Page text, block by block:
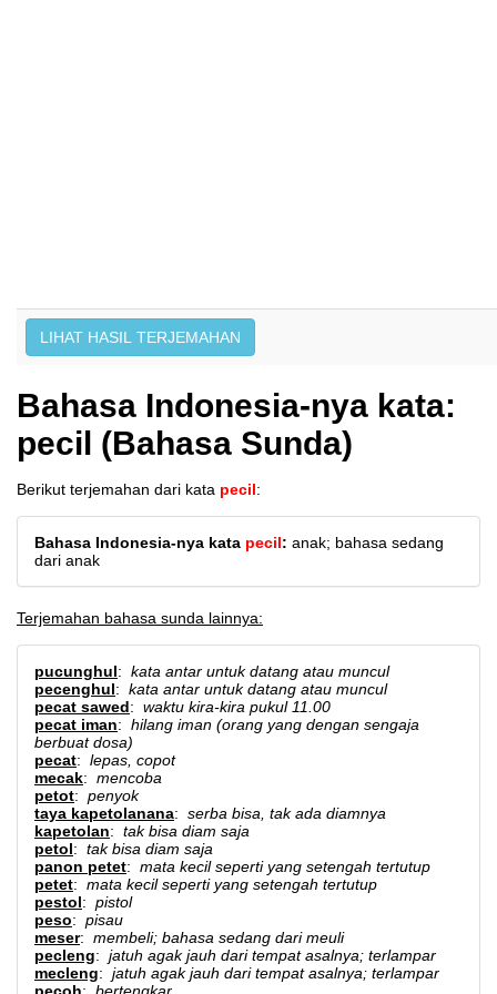
Bahasa Indonesia-nya kata:
pecil (Bahasa Sunda)
Berikut terjemahan dari kata pecil:
Bahasa Indonesia-nya kata pecil: anak; bahasa sedang
dari anak
Terjemahan bahasa sunda lainnya:
pucunghul: kata antar untuk datang atau muncul
pecenghul: kata antar untuk datang atau muncul
pecat sawed: waktu kira-kira pukul 11.00
pecat iman: hilang iman (orang yang dengan sengaja
berbuat dosa)
pecat: lepas, copot
mecak: mencoba
petot: penyok
taya kapetolanana: serba bisa, tak ada diamnya
kapetolan: tak bisa diam saja
petol: tak bisa diam saja
panon petet: mata kecil seperti yang setengah tertutup
petet: mata kecil seperti yang setengah tertutup
pestol: pistol
peso: pisau
meser: membeli; bahasa sedang dari meuli
pecleng: jatuh agak jauh dari tempat asalnya; terlampar
mecleng: jatuh agak jauh dari tempat asalnya; terlampar